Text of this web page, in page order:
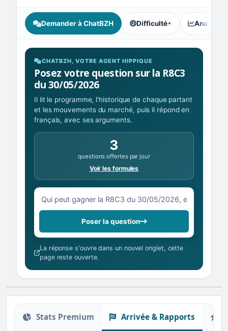
Demander à ChatBZH Difficulté
, tendance des parieurs :
Analyse
CHATBZH, VOTRE AGENT HIPPIQUE
Posez votre question sur la R8C3
du 30/05/2026
Il lit le programme, l'historique de chaque partant
et les mouvements du marché, puis il répond en
français, avec ses arguments.
3
questions offertes par jour
Voir les formules
Votre question sur la R8C3 du 30/05/2026
Poser la question
La réponse s'ouvre dans un nouvel onglet, cette
page reste ouverte.
Stats Premium Arrivée & Rapports